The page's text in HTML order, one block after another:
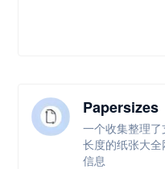
Papersizes
一个收集整理
长度的纸张大
信息